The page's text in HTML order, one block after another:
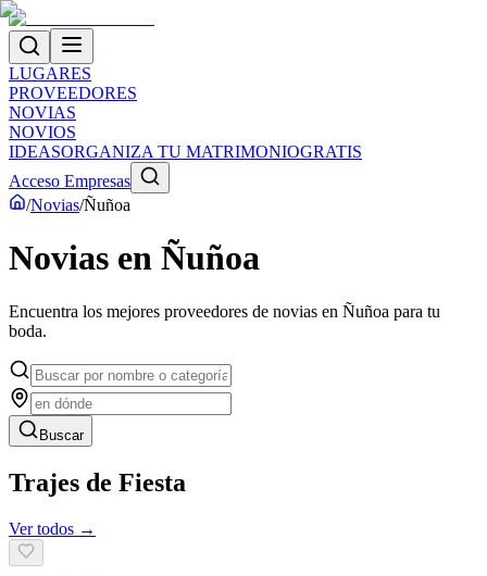
LUGARES
PROVEEDORES
NOVIAS
NOVIOS
IDEASORGANIZA TU MATRIMONIOGRATIS
Acceso Empresas
/Novias/Ñuñoa
Novias en Ñuñoa
Encuentra los mejores proveedores de novias en Ñuñoa para tu
boda.
Buscar
Trajes de Fiesta
Ver todos →